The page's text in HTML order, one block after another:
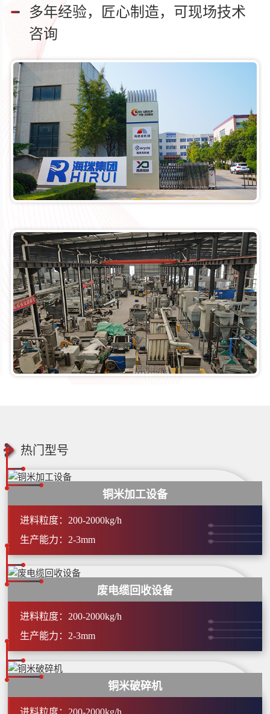
多年经验，匠心制造，可现场技术
咨询
热门型号
铜米加工设备
进料粒度：200-2000kg/h
生产能力：2-3mm
废电缆回收设备
进料粒度：200-2000kg/h
生产能力：2-3mm
铜米破碎机